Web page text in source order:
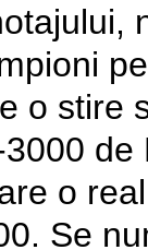
o stire
o
Se